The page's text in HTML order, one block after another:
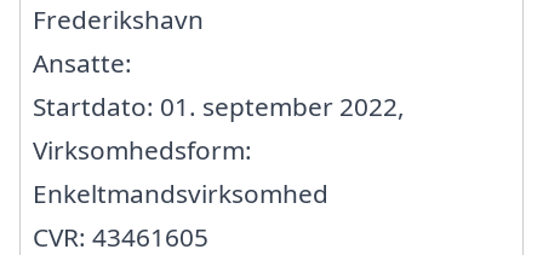
Frederikshavn
Ansatte:
Startdato: 01. september 2022,
Virksomhedsform:
Enkeltmandsvirksomhed
CVR: 43461605